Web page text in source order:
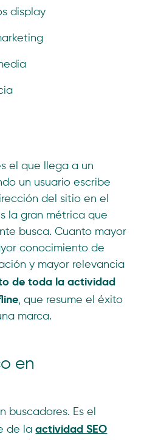
display
el que llega a un
un usuario escribe
del sitio en el
la gran métrica que
busca. Cuanto mayor
conocimiento de
y mayor relevancia
de toda la actividad
, que resume el éxito
marca.
en
buscadores. Es el
de laactividad SEO